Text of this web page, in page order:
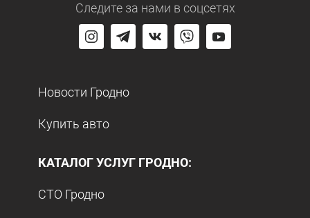
Следите за нами в соцсетях
Новости Гродно
Купить авто
КАТАЛОГ УСЛУГ ГРОДНО:
СТО Гродно